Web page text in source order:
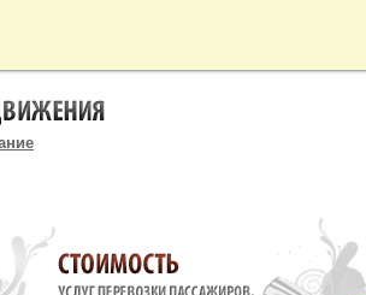
Стоимость услуг